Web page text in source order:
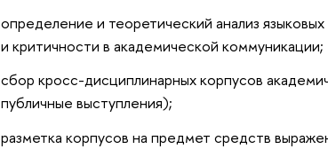
определение и теоретический анализ
и критичности в академической коммуникации;
сбор кросс-дисциплинарных корпусов
публичные выступления);
разметка корпусов на предмет средств